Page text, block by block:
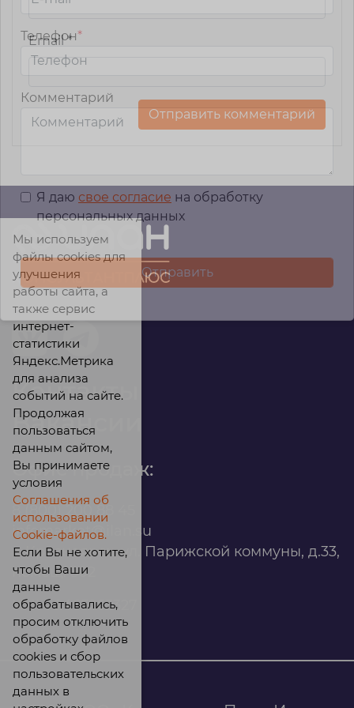
Email*
Контакты
Вакансии
Офис продаж:
infomarket@ilan.su
г. Красноярск, ул. Парижской коммуны, д.33,
помещ. 302
ИНН: 2465263327
Телефон*
Комментарий
Я даю свое согласие на обработку
персональных данных
Мы используем
файлы cookies для
улучшения
работы сайта, а
также сервис
интернет-
статистики
Яндекс.Метрика
для анализа
событий на сайте.
Продолжая
пользоваться
данным сайтом,
Вы принимаете
условия
Соглашения об
использовании
Cookie-файлов.
Если Вы не хотите,
чтобы Ваши
данные
обрабатывались,
просим отключить
обработку файлов
cookies и сбор
пользовательских
данных в